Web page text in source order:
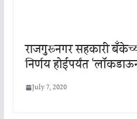
राजगुरूनगर सहकारी
निर्णय होईपर्यंत
July 7, 2020